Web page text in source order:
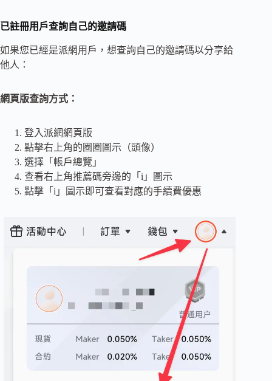
已註冊用戶查詢自己的邀請碼
如果您已經是派網用戶，想查詢自己的邀請碼以分享給
他人：
網頁版查詢方式：
登入派網網頁版
點擊右上角的圈圈圖示（頭像）
選擇「帳戶總覽」
查看右上角推薦碼旁邊的「i」圖示
點擊「i」圖示即可查看對應的手續費優惠